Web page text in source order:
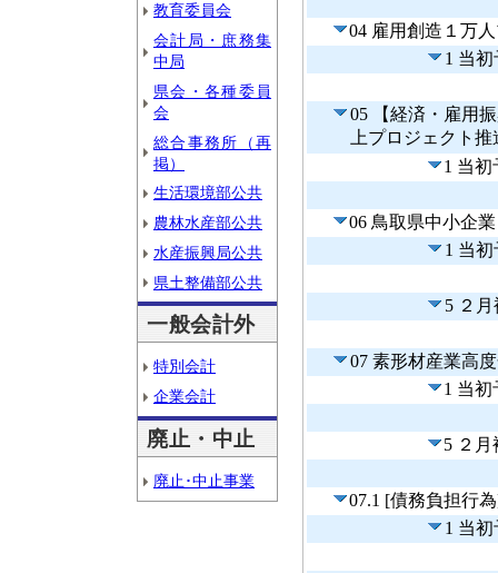
教育委員会
会計局・庶務集
中局
県会・各種委員
会
総合事務所（再
掲）
生活環境部公共
農林水産部公共
水産振興局公共
県土整備部公共
一般会計外
特別会計
企業会計
廃止・中止
廃止･中止事業
04 雇用創造１万
1 当
05 【経済・雇用
上プロジェクト
1 当初
06 鳥取県中小企
1 当
5 ２
07 素形材産業高
1 当初
5 ２月
07.1 [債務負担行
1 当